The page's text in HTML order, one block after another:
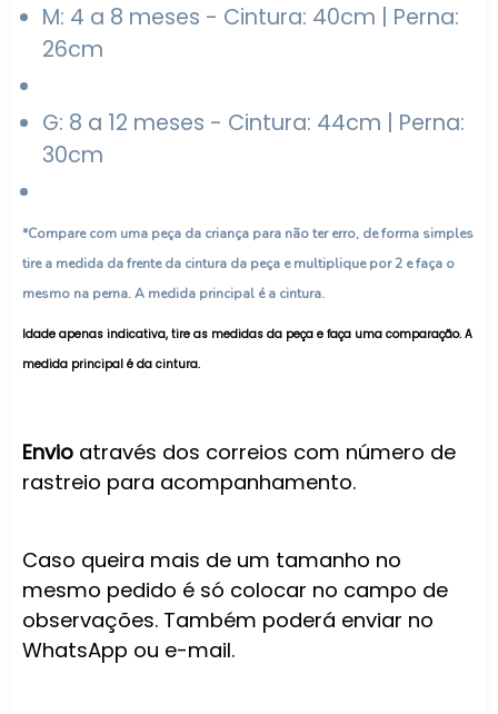
M: 4 a 8 meses - Cintura: 40cm | Perna:
26cm
G: 8 a 12 meses - Cintura: 44cm | Perna:
30cm
*Compare com uma peça da criança para não ter erro, de forma simples
tire a medida da frente da cintura da peça e multiplique por 2 e faça o
mesmo na perna. A medida principal é a cintura.
Idade apenas indicativa, tire as medidas da peça e faça uma comparação. A
medida principal é da cintura.
Envio através dos correios com número de
rastreio para acompanhamento.
Caso queira mais de um tamanho no
mesmo pedido é só colocar no campo de
observações. Também poderá enviar no
WhatsApp ou e-mail.